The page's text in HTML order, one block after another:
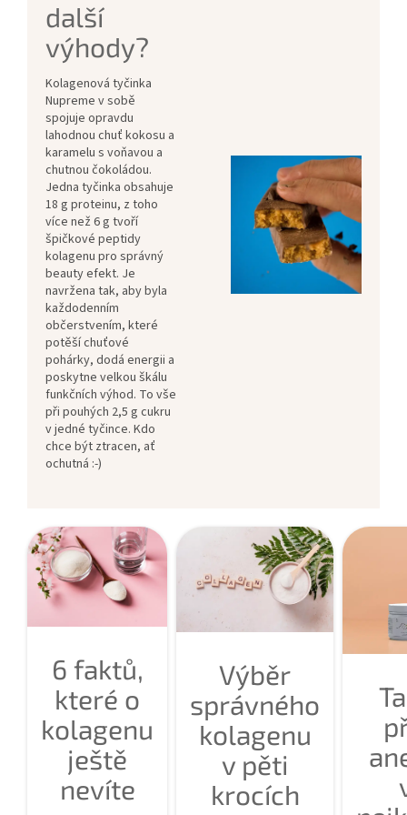
další
výhody?
Kolagenová tyčinka
Nupreme v sobě
spojuje opravdu
lahodnou chuť kokosu a
karamelu s voňavou a
chutnou čokoládou.
Jedna tyčinka obsahuje
18 g proteinu, z toho
více než 6 g tvoří
špičkové peptidy
kolagenu pro správný
beauty efekt. Je
navržena tak, aby byla
každodenním
občerstvením, které
potěší chuťové
pohárky, dodá energii a
poskytne velkou škálu
funkčních výhod. To vše
při pouhých 2,5 g cukru
v jedné tyčince. Kdo
chce být ztracen, ať
ochutná :-)
6 faktů,
které o
kolagenu
ještě
nevíte
Výběr
správného
kolagenu
v pěti
krocích